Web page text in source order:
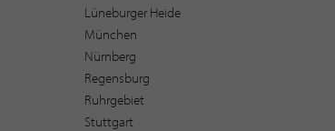
Lüneburger Heide
München
Nürnberg
Regensburg
Ruhrgebiet
Stuttgart